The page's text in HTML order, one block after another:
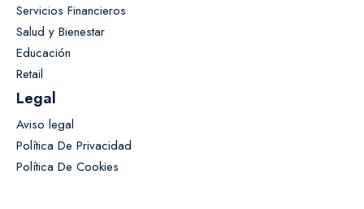
Servicios Financieros
Salud y Bienestar
Educación
Retail
Legal
Aviso legal
Política De Privacidad
Política De Cookies